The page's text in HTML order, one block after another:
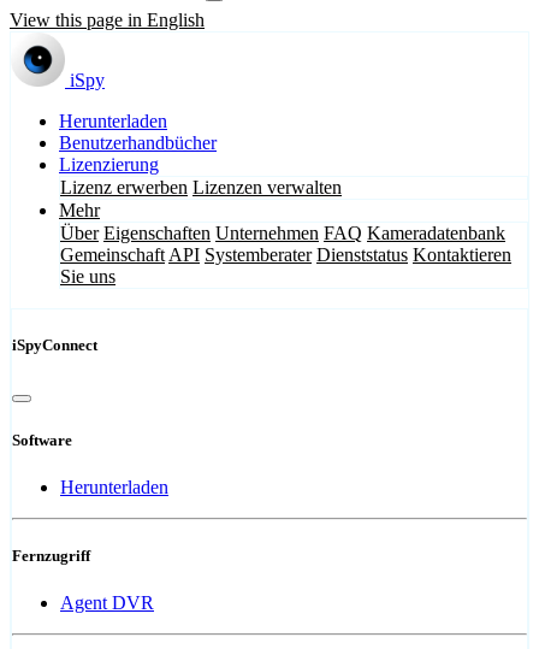
View this page in English
iSpy
Herunterladen
Benutzerhandbücher
Lizenzierung
Lizenz erwerben Lizenzen verwalten
Mehr
Über Eigenschaften Unternehmen FAQ Kameradatenbank
Gemeinschaft API Systemberater Dienststatus Kontaktieren
Sie uns
iSpyConnect
Software
Herunterladen
Fernzugriff
Agent DVR